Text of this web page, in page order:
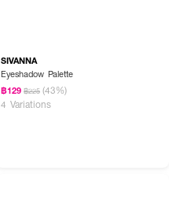
SIVANNA
Eyeshadow Palette
฿129 ฿225 (43%)
4 Variations